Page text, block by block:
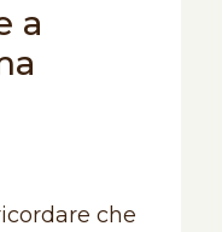
a
che